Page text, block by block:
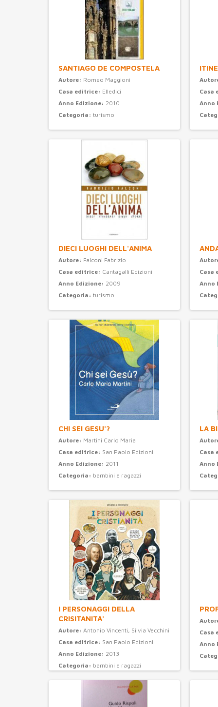
SANTIAGO DE COMPOSTELA
Autore: Romeo Maggioni
Casa editrice: Elledici
Anno Edizione: 2010
Categoria: turismo
Casa
Anno
DIECI LUOGHI DELL'ANIMA
Autore: Falconi Fabrizio
Casa editrice: Cantagalli Edizioni
Anno Edizione: 2009
Categoria: turismo
Casa
Anno
CHI SEI GESU'?
Autore: Martini Carlo Maria
Casa editrice: San Paolo Edizioni
Anno Edizione: 2011
Categoria: bambini e ragazzi
LA
Casa
Anno
I PERSONAGGI DELLA
CRISITANITA'
Autore: Antonio Vincenti, Silvia Vecchini
Casa editrice: San Paolo Edizioni
Anno Edizione: 2013
Categoria: bambini e ragazzi
Casa
Anno